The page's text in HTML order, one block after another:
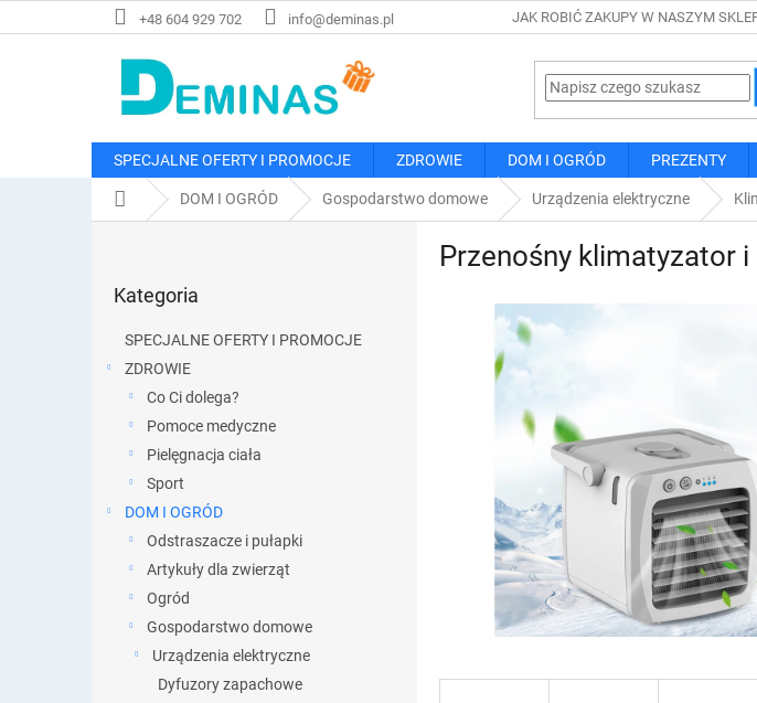
do
+48 604 929 702 info@deminas.pl JAK ROBIĆ ZAKUPY W NASZYM
SPECJALNE OFERTY I PROMOCJE ZDROWIE DOM I OGRÓD PREZENTY
Home DOM I OGRÓD Gospodarstwo domowe Urządzenia elektryczne
kategorie
Kategoria
SPECJALNE OFERTY I PROMOCJE
ZDROWIE
Co Ci dolega?
Pomoce medyczne
Pielęgnacja ciała
Sport
DOM I OGRÓD
Odstraszacze i pułapki
Artykuły dla zwierząt
Ogród
Gospodarstwo domowe
Urządzenia elektryczne
Dyfuzory zapachowe
Przenośny klimatyzator